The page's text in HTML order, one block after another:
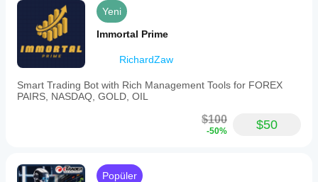
Yeni
Immortal Prime
RichardZaw
Smart Trading Bot with Rich Management Tools for FOREX
PAIRS, NASDAQ, GOLD, OIL
$100
-50% $50
Popüler